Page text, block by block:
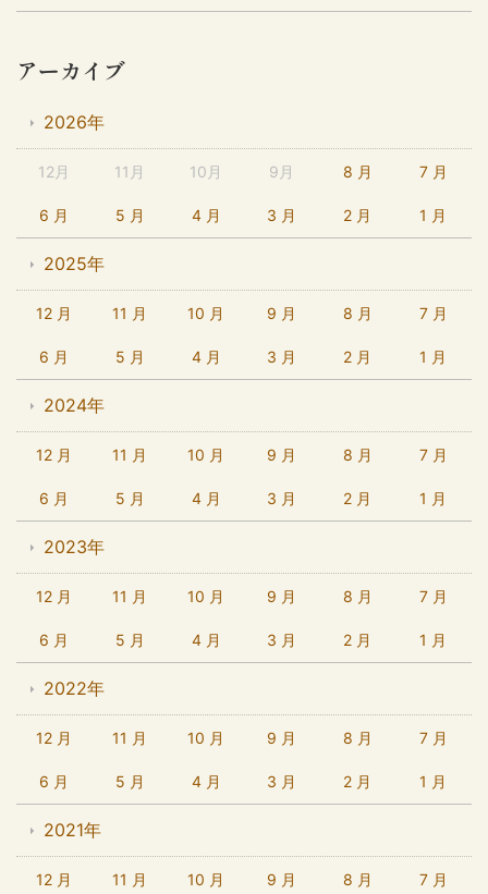
アーカイブ
2026年
12月 11月 10月 9月 8 月 7 月
6 月 5 月 4 月 3 月 2 月 1 月
2025年
12 月 11 月 10 月 9 月 8 月 7 月
6 月 5 月 4 月 3 月 2 月 1 月
2024年
12 月 11 月 10 月 9 月 8 月 7 月
6 月 5 月 4 月 3 月 2 月 1 月
2023年
12 月 11 月 10 月 9 月 8 月 7 月
6 月 5 月 4 月 3 月 2 月 1 月
2022年
12 月 11 月 10 月 9 月 8 月 7 月
6 月 5 月 4 月 3 月 2 月 1 月
2021年
12 月 11 月 10 月 9 月 8 月 7 月